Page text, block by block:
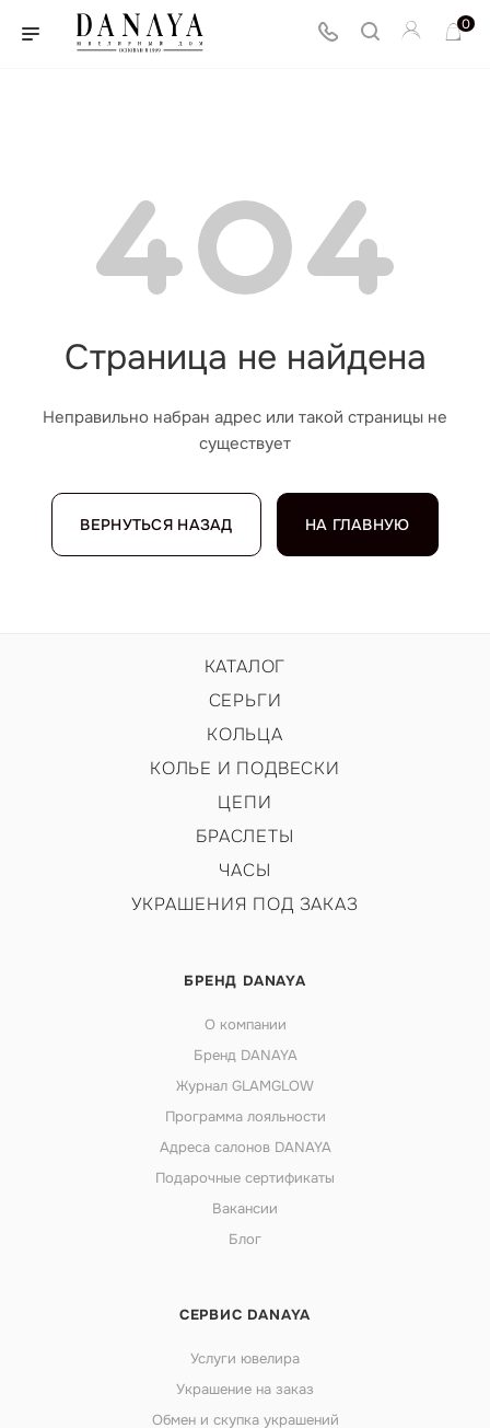
0
Страница не найдена
Неправильно набран адрес или такой страницы не
существует
ВЕРНУТЬСЯ НАЗАД НА ГЛАВНУЮ
КАТАЛОГ
СЕРЬГИ
КОЛЬЦА
КОЛЬЕ И ПОДВЕСКИ
ЦЕПИ
БРАСЛЕТЫ
ЧАСЫ
УКРАШЕНИЯ ПОД ЗАКАЗ
БРЕНД DANAYA
О компании
Бренд DANAYA
Журнал GLAMGLOW
Программа лояльности
Адреса салонов DANAYA
Подарочные сертификаты
Вакансии
Блог
СЕРВИС DANAYA
Услуги ювелира
Украшение на заказ
Обмен и скупка украшений